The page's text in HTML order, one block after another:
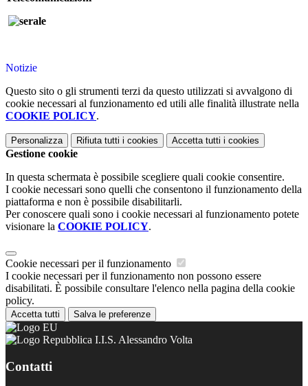
Notizie
Questo sito o gli strumenti terzi da questo utilizzati si avvalgono di
cookie necessari al funzionamento ed utili alle finalità illustrate nella
COOKIE POLICY.
Personalizza Rifiuta tutti i cookies Accetta tutti i cookies
Gestione cookie
In questa schermata è possibile scegliere quali cookie consentire.
I cookie necessari sono quelli che consentono il funzionamento della
piattaforma e non è possibile disabilitarli.
Per conoscere quali sono i cookie necessari al funzionamento potete
visionare la COOKIE POLICY.
Cookie necessari per il funzionamento
I cookie necessari per il funzionamento non possono essere
disabilitati. È possibile consultare l'elenco nella pagina della cookie
policy.
Accetta tutti Salva le preferenze
I.I.S. Alessandro Volta
Contatti